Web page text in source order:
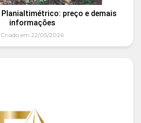
preço e demais
informações
Criado em 22/05/2026